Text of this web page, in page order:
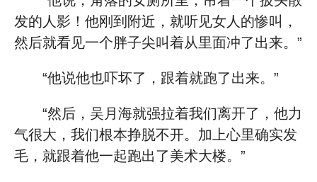
发的人影！他刚到附近，就听见女人的惨叫，
然后就看见一个胖子尖叫着从里面冲了出来。”
“他说他也吓坏了，跟着就跑了出来。”
“然后，吴月海就强拉着我们离开了，他力
气很大，我们根本挣脱不开。加上心里确实发
毛，就跟着他一起跑出了美术大楼。”